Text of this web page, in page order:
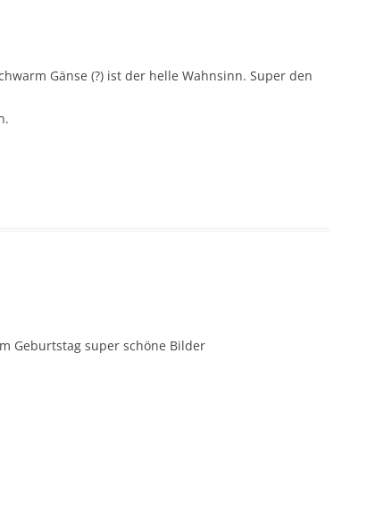
Gänse (?) ist der helle Wahnsinn. Super den
Geburtstag super schöne Bilder